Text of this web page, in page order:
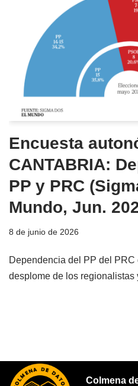
Encuesta
CANTABRIA:
PP y PRC
Mundo, Jun.
8 de junio de 2026
Dependencia del PP del PRC
desplome de los regionalistas
Colmena